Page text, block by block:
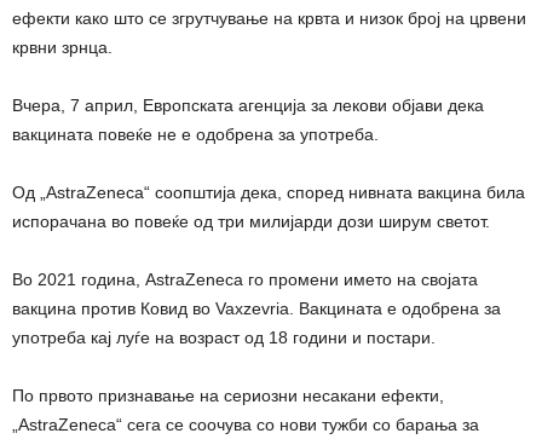
ефекти како што се згрутчување на крвта и низок број на црвени
крвни зрнца.
Вчера, 7 април, Европската агенција за лекови објави дека
вакцината повеќе не е одобрена за употреба.
Од „AstraZeneca“ соопштија дека, според нивната вакцина била
испорачана во повеќе од три милијарди дози ширум светот.
Во 2021 година, AstraZeneca го промени името на својата
вакцина против Ковид во Vaxzevria. Вакцината е одобрена за
употреба кај луѓе на возраст од 18 години и постари.
По првото признавање на сериозни несакани ефекти,
„AstraZeneca“ сега се соочува со нови тужби со барања за